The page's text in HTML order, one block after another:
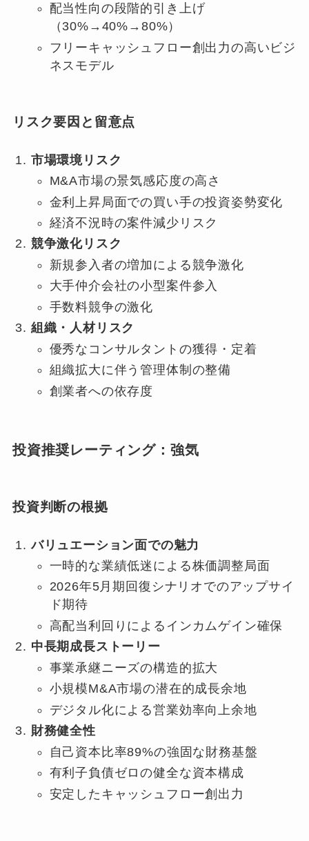
配当性向の段階的引き上げ
（30%→40%→80%）
フリーキャッシュフロー創出力の高いビジ
ネスモデル
リスク要因と留意点
市場環境リスク
M&A市場の景気感応度の高さ
金利上昇局面での買い手の投資姿勢変化
経済不況時の案件減少リスク
競争激化リスク
新規参入者の増加による競争激化
大手仲介会社の小型案件参入
手数料競争の激化
組織・人材リスク
優秀なコンサルタントの獲得・定着
組織拡大に伴う管理体制の整備
創業者への依存度
投資推奨レーティング： 強気
投資判断の根拠
バリュエーション面での魅力
一時的な業績低迷による株価調整局面
2026年5月期回復シナリオでのアップサイ
ド期待
高配当利回りによるインカムゲイン確保
中長期成長ストーリー
事業承継ニーズの構造的拡大
小規模M&A市場の潜在的成長余地
デジタル化による営業効率向上余地
財務健全性
自己資本比率89%の強固な財務基盤
有利子負債ゼロの健全な資本構成
安定したキャッシュフロー創出力